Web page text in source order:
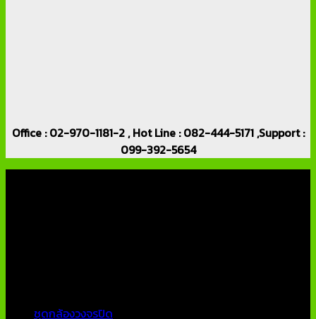
Office : 02-970-1181-2 , Hot Line : 082-444-5171 ,Support :
099-392-5654
ชุดกล้องวงจรปิด